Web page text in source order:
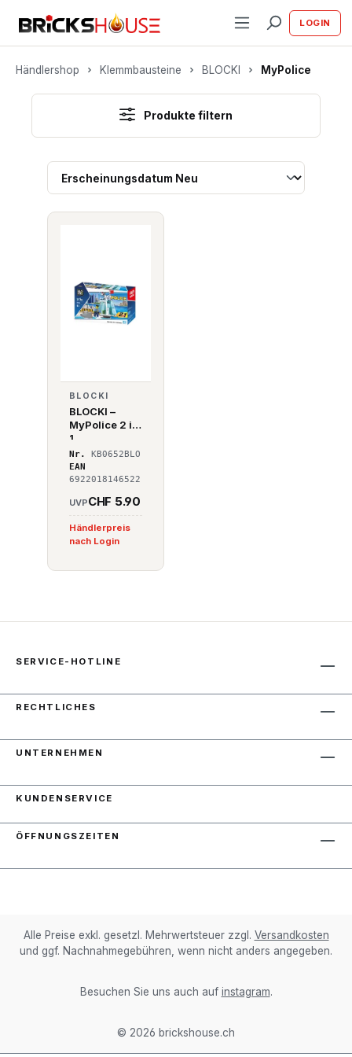
springen LOGIN
Händlershop Klemmbausteine BLOCKI MyPolice
Produkte filtern
BLOCKI
BLOCKI –
MyPolice 2 in
1
Nr.
KB0652BLO
EAN
6922018146522
UVPCHF 5.90
Händlerpreis
nach Login
SERVICE-HOTLINE
RECHTLICHES
UNTERNEHMEN
KUNDENSERVICE
ÖFFNUNGSZEITEN
Alle Preise exkl. gesetzl. Mehrwertsteuer zzgl. Versandkosten
und ggf. Nachnahmegebühren, wenn nicht anders angegeben.
Besuchen Sie uns auch auf instagram.
© 2026 brickshouse.ch